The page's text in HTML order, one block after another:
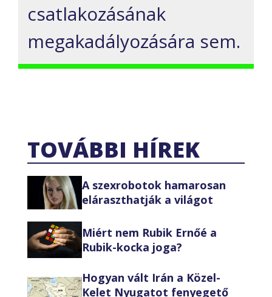
csatlakozásának
megakadályozására sem.
TOVÁBBI HÍREK
A szexrobotok hamarosan
eláraszthatják a világot
Miért nem Rubik Ernőé a
Rubik-kocka joga?
Hogyan vált Irán a Közel-
Kelet Nyugatot fenyegető